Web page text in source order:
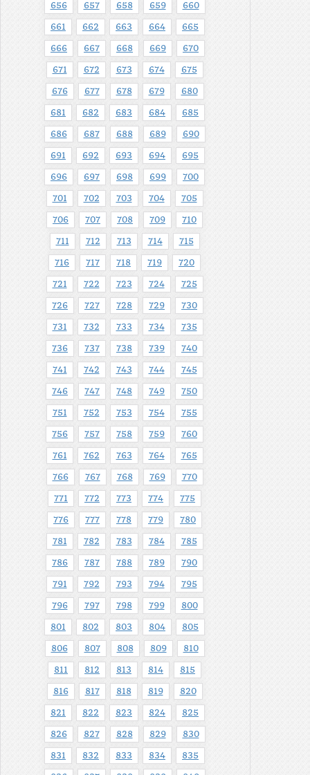
656 657 658 659 660
661 662 663 664 665
666 667 668 669 670
671 672 673 674 675
676 677 678 679 680
681 682 683 684 685
686 687 688 689 690
691 692 693 694 695
696 697 698 699 700
701 702 703 704 705
706 707 708 709 710
711 712 713 714 715
716 717 718 719 720
721 722 723 724 725
726 727 728 729 730
731 732 733 734 735
736 737 738 739 740
741 742 743 744 745
746 747 748 749 750
751 752 753 754 755
756 757 758 759 760
761 762 763 764 765
766 767 768 769 770
771 772 773 774 775
776 777 778 779 780
781 782 783 784 785
786 787 788 789 790
791 792 793 794 795
796 797 798 799 800
801 802 803 804 805
806 807 808 809 810
811 812 813 814 815
816 817 818 819 820
821 822 823 824 825
826 827 828 829 830
831 832 833 834 835